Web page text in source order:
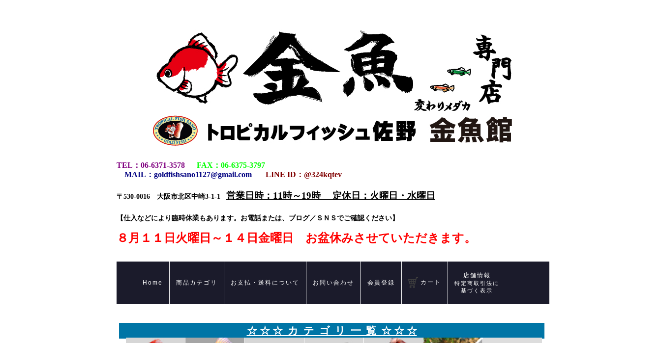
TEL ： 06-6371-3578 FAX ： 06-6375-3797
MAIL ： goldfishsano1127@gmail.com LINE ID：@324kqtev
〒530-0016 大阪市北区中崎3-1-1 営業日時：11時～19時 定休日：火曜日・水曜日
【仕入などにより臨時休業もあります。お電話または、ブログ／ＳＮＳでご確認ください】
８月１１日火曜日～１４日金曜日 お盆休みさせていただきます。
Home 商品カテゴリ お支払・送料について お問い合わせ 会員登録 カート
店舗情報
特定商取引法に
基づく表示
☆ ☆ ☆ カ テ ゴ リ 一 覧 ☆ ☆ ☆